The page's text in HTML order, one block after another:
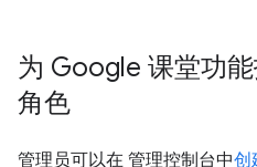
为 Google 课堂功
角色
管理员可以在 管理控制台中创